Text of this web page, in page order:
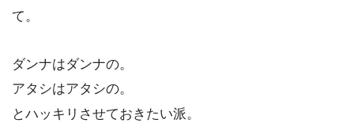
て。
ダンナはダンナの。
アタシはアタシの。
とハッキリさせておきたい派。